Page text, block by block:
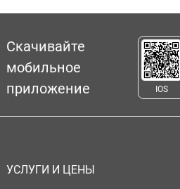
Скачивайте
мобильное
приложение
IOS
УСЛУГИ И ЦЕНЫ